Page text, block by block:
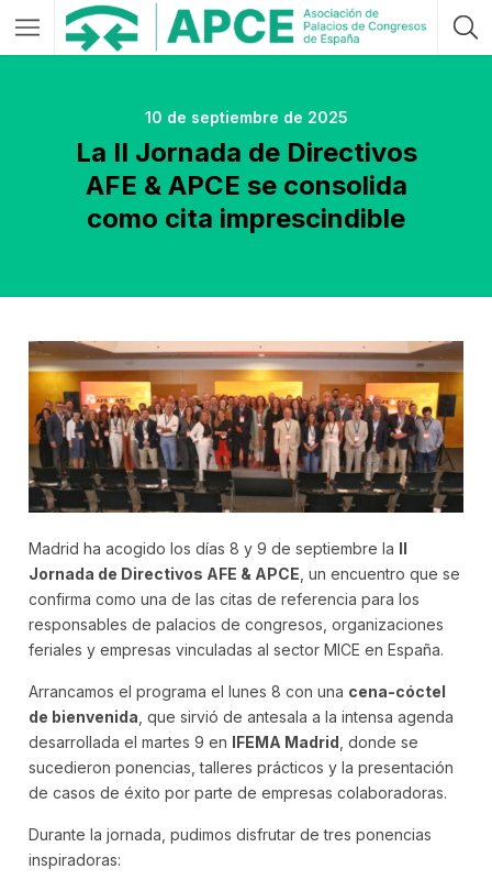
10 de septiembre de 2025
La II Jornada de Directivos
AFE & APCE se consolida
como cita imprescindible
Madrid ha acogido los días 8 y 9 de septiembre la II
Jornada de Directivos AFE & APCE , un encuentro que se
confirma como una de las citas de referencia para los
responsables de palacios de congresos, organizaciones
feriales y empresas vinculadas al sector MICE en España.
Arrancamos el programa el lunes 8 con una cena-cóctel
de bienvenida , que sirvió de antesala a la intensa agenda
desarrollada el martes 9 en IFEMA Madrid , donde se
sucedieron ponencias, talleres prácticos y la presentación
de casos de éxito por parte de empresas colaboradoras.
Durante la jornada, pudimos disfrutar de tres ponencias
inspiradoras: